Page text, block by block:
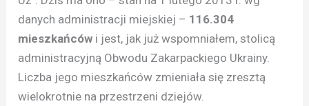
danych administracji miejskiej – 116.304
mieszkańców i jest, jak już wspomniałem, stolicą
administracyjną Obwodu Zakarpackiego Ukrainy.
Liczba jego mieszkańców zmieniała się zresztą
wielokrotnie na przestrzeni dziejów.